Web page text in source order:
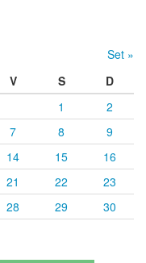
Set »
V S
D
1
2
7 8
9
14 15
16
21 22
23
28 29
30